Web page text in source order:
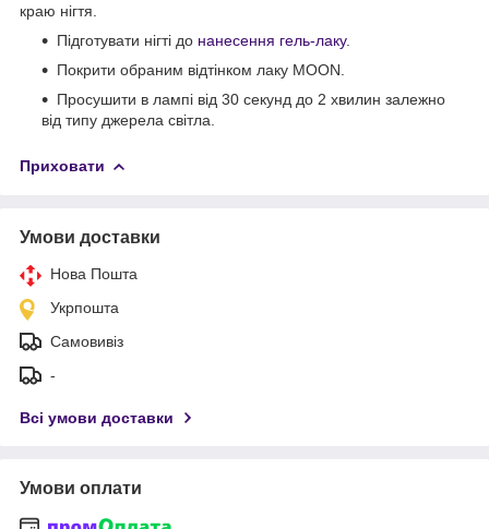
краю нігтя.
Підготувати нігті до нанесення гель-лаку.
Покрити обраним відтінком лаку MOON.
Просушити в лампі від 30 секунд до 2 хвилин залежно
від типу джерела світла.
Приховати
Умови доставки
Нова Пошта
Укрпошта
Самовивіз
-
Всі умови доставки
Умови оплати